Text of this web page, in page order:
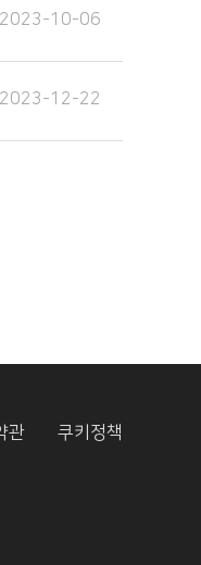
2023-10-06
2023-12-22
관 쿠키정책